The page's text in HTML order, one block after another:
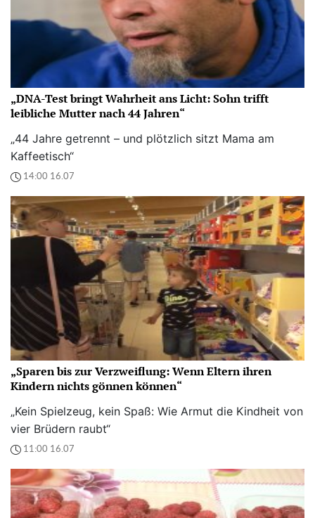
„DNA-Test bringt Wahrheit ans Licht: Sohn trifft
leibliche Mutter nach 44 Jahren“
„44 Jahre getrennt – und plötzlich sitzt Mama am
Kaffeetisch“
14:00 16.07
„Sparen bis zur Verzweiflung: Wenn Eltern ihren
Kindern nichts gönnen können“
„Kein Spielzeug, kein Spaß: Wie Armut die Kindheit von
vier Brüdern raubt“
11:00 16.07